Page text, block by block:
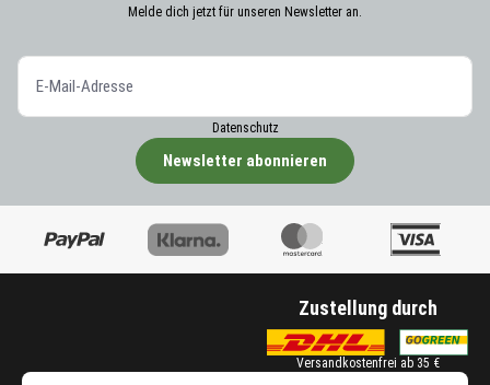
Melde dich jetzt für unseren Newsletter an.
Datenschutz
Newsletter abonnieren
Zustellung durch
Versandkostenfrei ab 35 €